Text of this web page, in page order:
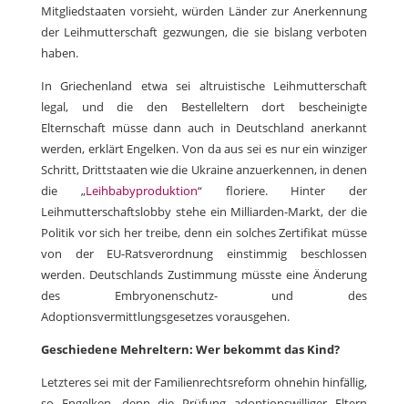
Mitgliedstaaten vorsieht, würden Länder zur Anerkennung
der Leihmutterschaft gezwungen, die sie bislang verboten
haben.
In Griechenland etwa sei altruistische Leihmutterschaft
legal, und die den Bestelleltern dort bescheinigte
Elternschaft müsse dann auch in Deutschland anerkannt
werden, erklärt Engelken. Von da aus sei es nur ein winziger
Schritt, Drittstaaten wie die Ukraine anzuerkennen, in denen
die „Leihbabyproduktion“ floriere. Hinter der
Leihmutterschaftslobby stehe ein Milliarden-Markt, der die
Politik vor sich her treibe, denn ein solches Zertifikat müsse
von der EU-Ratsverordnung einstimmig beschlossen
werden. Deutschlands Zustimmung müsste eine Änderung
des Embryonenschutz- und des
Adoptionsvermittlungsgesetzes vorausgehen.
Geschiedene Mehreltern: Wer bekommt das Kind?
Letzteres sei mit der Familienrechtsreform ohnehin hinfällig,